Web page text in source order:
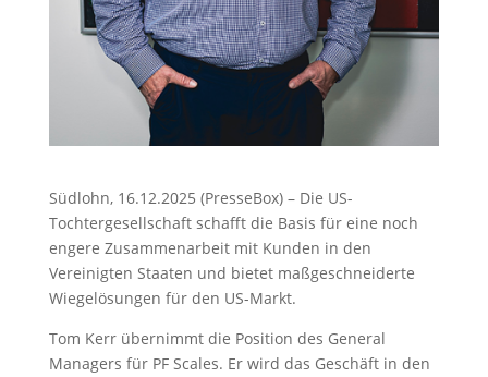
Südlohn, 16.12.2025 (PresseBox) – Die US-
Tochtergesellschaft schafft die Basis für eine noch
engere Zusammenarbeit mit Kunden in den
Vereinigten Staaten und bietet maßgeschneiderte
Wiegelösungen für den US-Markt.
Tom Kerr übernimmt die Position des General
Managers für PF Scales. Er wird das Geschäft in den